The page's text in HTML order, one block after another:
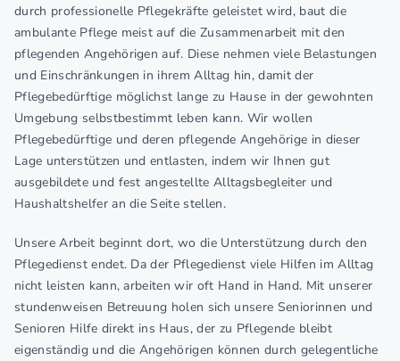
durch professionelle Pflegekräfte geleistet wird, baut die
ambulante Pflege meist auf die Zusammenarbeit mit den
pflegenden Angehörigen auf. Diese nehmen viele Belastungen
und Einschränkungen in ihrem Alltag hin, damit der
Pflegebedürftige möglichst lange zu Hause in der gewohnten
Umgebung selbstbestimmt leben kann. Wir wollen
Pflegebedürftige und deren pflegende Angehörige in dieser
Lage unterstützen und entlasten, indem wir Ihnen gut
ausgebildete und fest angestellte Alltagsbegleiter und
Haushaltshelfer an die Seite stellen.
Unsere Arbeit beginnt dort, wo die Unterstützung durch den
Pflegedienst endet. Da der Pflegedienst viele Hilfen im Alltag
nicht leisten kann, arbeiten wir oft Hand in Hand. Mit unserer
stundenweisen Betreuung holen sich unsere Seniorinnen und
Senioren Hilfe direkt ins Haus, der zu Pflegende bleibt
eigenständig und die Angehörigen können durch gelegentliche